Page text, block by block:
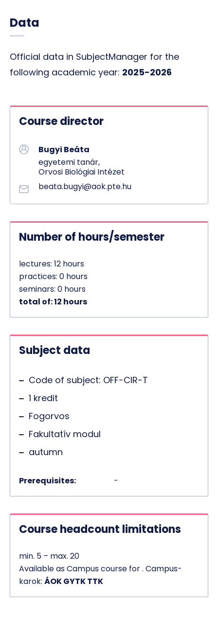
Data
Official data in SubjectManager for the
following academic year: 2025-2026
Course director
Bugyi Beáta
egyetemi tanár,
Orvosi Biológiai Intézet
beata.bugyi@aok.pte.hu
Number of hours/semester
lectures: 12 hours
practices: 0 hours
seminars: 0 hours
total of: 12 hours
Subject data
Code of subject: OFF-CIR-T
1 kredit
Fogorvos
Fakultatív modul
autumn
Prerequisites: -
Course headcount limitations
min. 5 – max. 20
Available as Campus course for . Campus-
karok: ÁOK GYTK TTK